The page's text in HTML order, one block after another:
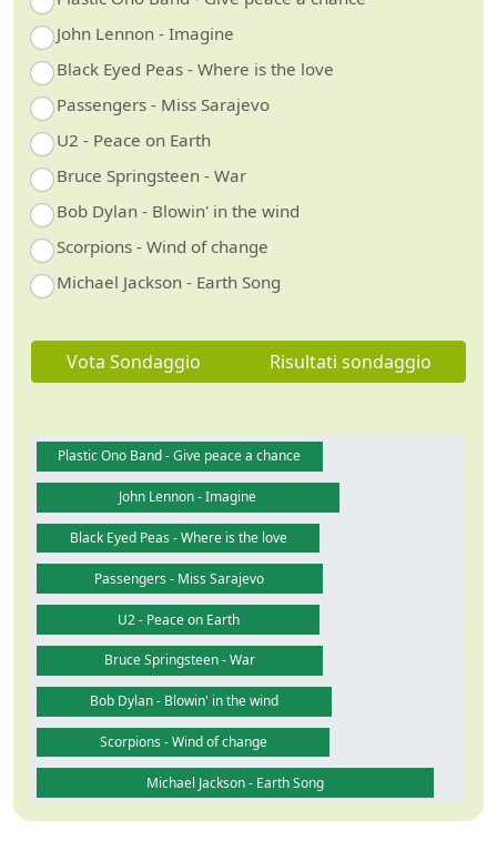
John Lennon - Imagine
Black Eyed Peas - Where is the love
Passengers - Miss Sarajevo
U2 - Peace on Earth
Bruce Springsteen - War
Bob Dylan - Blowin' in the wind
Scorpions - Wind of change
Michael Jackson - Earth Song
Vota Sondaggio Risultati sondaggio
Plastic Ono Band - Give peace a chance
John Lennon - Imagine
Black Eyed Peas - Where is the love
Passengers - Miss Sarajevo
U2 - Peace on Earth
Bruce Springsteen - War
Bob Dylan - Blowin' in the wind
Scorpions - Wind of change
Michael Jackson - Earth Song